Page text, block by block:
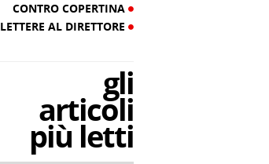
CONTRO COPERTINA
LETTERE AL DIRETTORE
gli
articoli
più letti